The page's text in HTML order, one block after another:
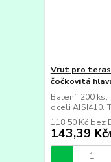
Vrut pro
čočkovitá
Balení: 200
oceli AISI410.
143,39 Kč/
118,50 Kč bez